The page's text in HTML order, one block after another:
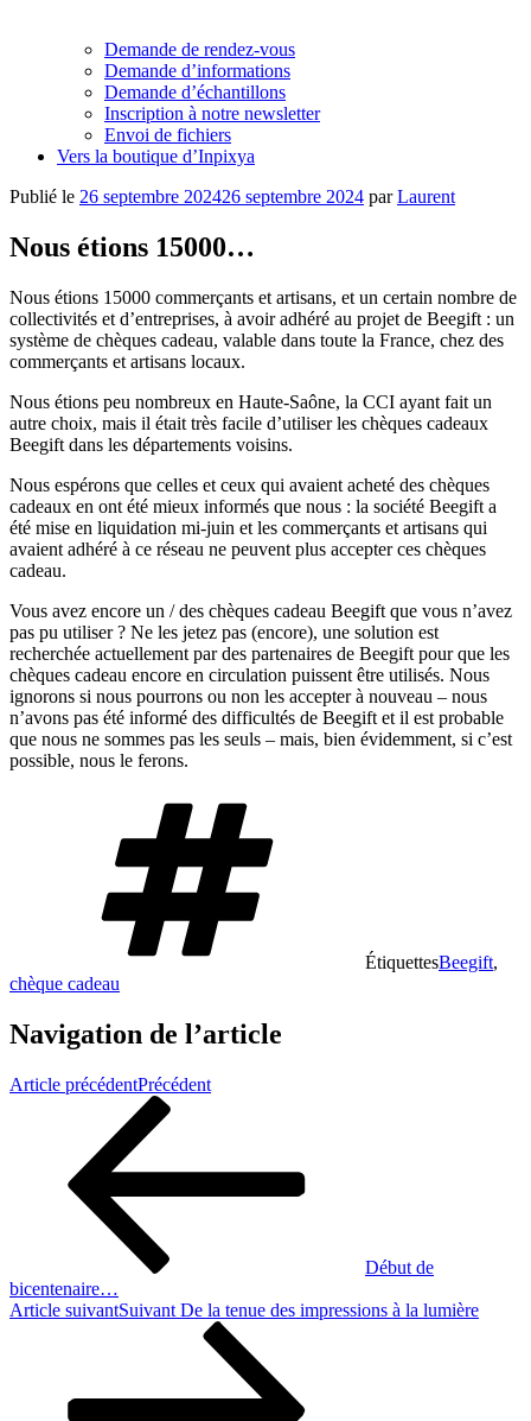
Demande de rendez-vous
Demande d’informations
Demande d’échantillons
Inscription à notre newsletter
Envoi de fichiers
Vers la boutique d’Inpixya
Publié le 26 septembre 202426 septembre 2024 parLaurent
Nous étions 15000…
Nous étions 15000 commerçants et artisans, et un certain nombre de
collectivités et d’entreprises, à avoir adhéré au projet de Beegift : un
système de chèques cadeau, valable dans toute la France, chez des
commerçants et artisans locaux.
Nous étions peu nombreux en Haute-Saône, la CCI ayant fait un
autre choix, mais il était très facile d’utiliser les chèques cadeaux
Beegift dans les départements voisins.
Nous espérons que celles et ceux qui avaient acheté des chèques
cadeaux en ont été mieux informés que nous : la société Beegift a
été mise en liquidation mi-juin et les commerçants et artisans qui
avaient adhéré à ce réseau ne peuvent plus accepter ces chèques
cadeau.
Vous avez encore un / des chèques cadeau Beegift que vous n’avez
pas pu utiliser ? Ne les jetez pas (encore), une solution est
recherchée actuellement par des partenaires de Beegift pour que les
chèques cadeau encore en circulation puissent être utilisés. Nous
ignorons si nous pourrons ou non les accepter à nouveau – nous
n’avons pas été informé des difficultés de Beegift et il est probable
que nous ne sommes pas les seuls – mais, bien évidemment, si c’est
possible, nous le ferons.
ÉtiquettesBeegift,
chèque cadeau
Navigation de l’article
Article précédentPrécédent
Début de
bicentenaire…
Article suivantSuivant De la tenue des impressions à la lumière